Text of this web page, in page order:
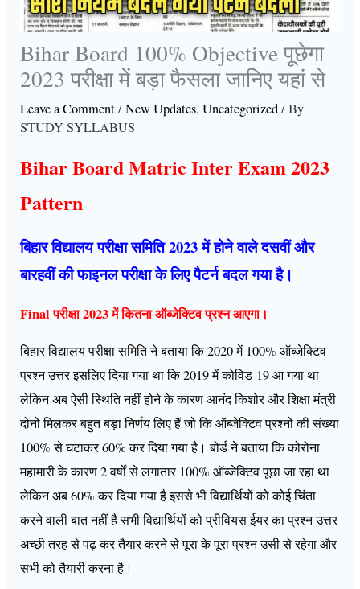
Bihar Board 100% Objective पूछेगा
2023 परीक्षा में बड़ा फैसला जानिए यहां से
Leave a Comment/New Updates,Uncategorized/ By
STUDY SYLLABUS
Bihar Board Matric Inter Exam 2023
Pattern
बिहार विद्यालय परीक्षा समिति 2023 में होने वाले दसवीं और
बारहवीं की फाइनल परीक्षा के लिए पैटर्न बदल गया है।
Final परीक्षा 2023 में कितना ऑब्जेक्टिव प्रश्न आएगा।
बिहार विद्यालय परीक्षा समिति ने बताया कि 2020 में 100% ऑब्जेक्टिव
प्रश्न उत्तर इसलिए दिया गया था कि 2019 में कोविड-19 आ गया था
लेकिन अब ऐसी स्थिति नहीं होने के कारण आनंद किशोर और शिक्षा मंत्री
दोनों मिलकर बहुत बड़ा निर्णय लिए हैं जो कि ऑब्जेक्टिव प्रश्नों की संख्या
100% से घटाकर 60% कर दिया गया है। बोर्ड ने बताया कि कोरोना
महामारी के कारण 2 वर्षों से लगातार 100% ऑब्जेक्टिव पूछा जा रहा था
लेकिन अब 60% कर दिया गया है इससे भी विद्यार्थियों को कोई चिंता
करने वाली बात नहीं है सभी विद्यार्थियों को प्रीवियस ईयर का प्रश्न उत्तर
अच्छी तरह से पढ़ कर तैयार करने से पूरा के पूरा प्रश्न उसी से रहेगा और
सभी को तैयारी करना है।